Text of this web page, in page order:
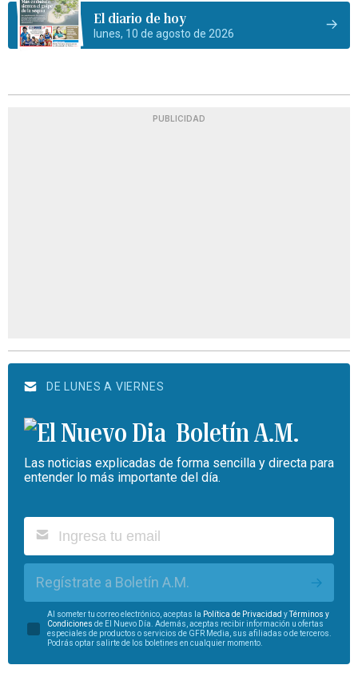
El diario de hoy
lunes, 10 de agosto de 2026
PUBLICIDAD
DE LUNES A VIERNES
Boletín A.M.
Las noticias explicadas de forma sencilla y directa para
entender lo más importante del día.
Regístrate a Boletín A.M.
Al someter tu correo electrónico, aceptas la Política de Privacidad yTérminos y
Condiciones de El Nuevo Día. Además, aceptas recibir información u ofertas
especiales de productos o servicios de GFR Media, sus afiliadas o de terceros.
Podrás optar salirte de los boletines en cualquier momento.